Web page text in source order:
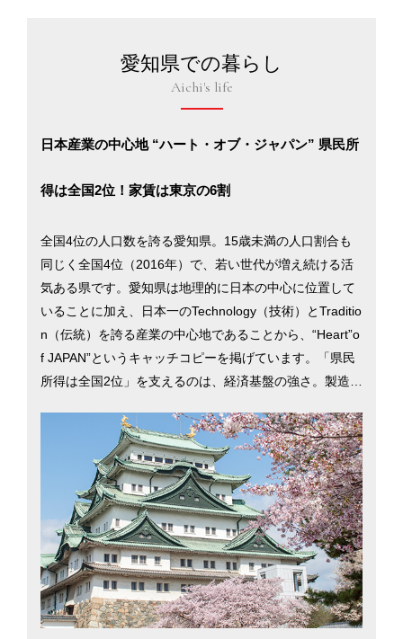
愛知県での暮らし
Aichi's life
日本産業の中心地 “ハート・オブ・ジャパン” 県民所
得は全国2位！家賃は東京の6割
全国4位の人口数を誇る愛知県。15歳未満の人口割合も
同じく全国4位（2016年）で、若い世代が増え続ける活
気ある県です。愛知県は地理的に日本の中心に位置して
いることに加え、日本一のTechnology（技術）とTraditio
n（伝統）を誇る産業の中心地であることから、“Heart”o
f JAPAN”というキャッチコピーを掲げています。「県民
所得は全国2位」を支えるのは、経済基盤の強さ。製造品
価は東京の約3割以下で家賃は6割以下。「消費者物価地
域差指数」は98.4で、全国的にみても物価が安いことが
強みとなっています。東京へは新幹線で約1時間40分で
すが、リニア中央新幹線の開業（2027年予定）で約40分
に短縮。名古屋市を中心に、愛知県での暮らしを考える
際に役立つ移住情報を掲載しています。